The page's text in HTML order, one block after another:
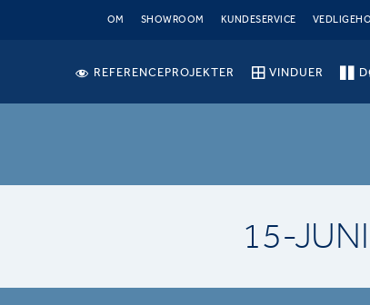
OM SHOWROOM KUNDESERVICE
REFERENCEPROJEKTER VINDUER
15-JUNI